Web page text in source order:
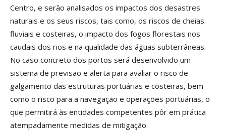
Centro, e serão analisados os impactos dos desastres
naturais e os seus riscos, tais como, os riscos de cheias
fluviais e costeiras, o impacto dos fogos florestais nos
caudais dos rios e na qualidade das águas subterrâneas.
No caso concreto dos portos será desenvolvido um
sistema de previsão e alerta para avaliar o risco de
galgamento das estruturas portuárias e costeiras, bem
como o risco para a navegação e operações portuárias, o
que permitirá às entidades competentes pôr em prática
atempadamente medidas de mitigação.